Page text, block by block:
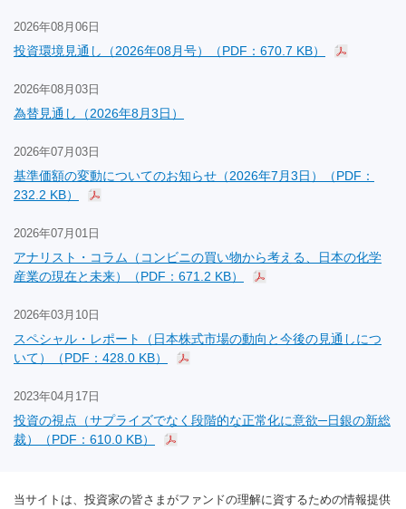
2026年08月06日
投資環境見通し（2026年08月号）（PDF：670.7 KB）
2026年08月03日
為替見通し（2026年8月3日）
2026年07月03日
基準価額の変動についてのお知らせ（2026年7月3日）（PDF：
232.2 KB）
2026年07月01日
アナリスト・コラム（コンビニの買い物から考える、日本の化学
産業の現在と未来）（PDF：671.2 KB）
2026年03月10日
スペシャル・レポート（日本株式市場の動向と今後の見通しにつ
いて）（PDF：428.0 KB）
2023年04月17日
投資の視点（サプライズでなく段階的な正常化に意欲─日銀の新総
裁）（PDF：610.0 KB）
当サイトは、投資家の皆さまがファンドの理解に資するための情報提供